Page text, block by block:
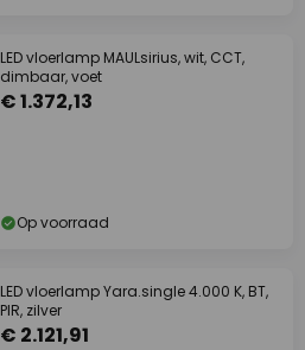
LED vloerlamp MAULsirius, wit, CCT,
dimbaar, voet
€ 1.372,13
Op voorraad
LED vloerlamp Yara.single 4.000 K, BT,
PIR, zilver
€ 2.121,91